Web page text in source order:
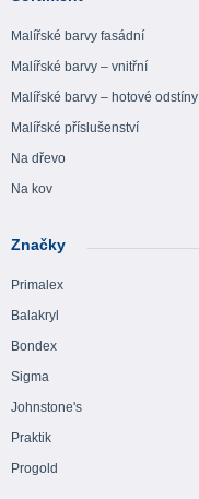
Malířské barvy fasádní
Malířské barvy – vnitřní
Malířské barvy – hotové odstíny
Malířské příslušenství
Na dřevo
Na kov
Značky
Primalex
Balakryl
Bondex
Sigma
Johnstone's
Praktik
Progold